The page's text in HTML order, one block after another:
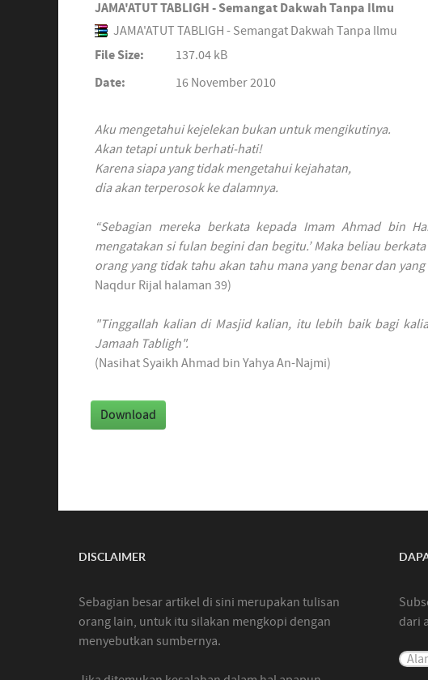
JAMA'ATUT TABLIGH - Semangat Dakwah Tanpa Ilmu
JAMA'ATUT TABLIGH - Semangat Dakwah Tanpa Ilmu
File Size:
137.04 kB
Date:
16 November 2010
Aku mengetahui kejelekan bukan untuk mengikutinya.
Akan tetapi untuk berhati-hati!
Karena siapa yang tidak mengetahui kejahatan,
dia akan terperosok ke dalamnya.
“Sebagian mereka berkata kepada Imam Ahmad bin
mengatakan si fulan begini dan begitu.’ Maka beliau
orang yang tidak tahu akan tahu mana yang benar dan yang
Naqdur Rijal halaman 39)
"Tinggallah kalian di Masjid kalian, itu lebih baik bagi
Jamaah Tabligh".
(Nasihat Syaikh Ahmad bin Yahya An-Najmi)
DISCLAIMER
Sebagian besar artikel di sini merupakan tulisan
orang lain, untuk itu silakan mengkopi dengan
menyebutkan sumbernya.
dari